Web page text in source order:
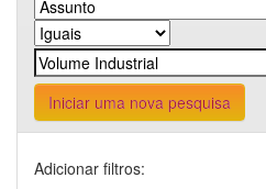
Iniciar uma nova pesquisa
Adicionar filtros: